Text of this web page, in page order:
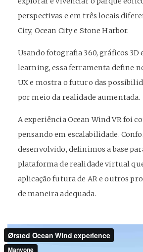
perspectivas e em três locais
City, Ocean City e Stone Harbor.
Usando fotografia 360, gráficos 3D
learning, essa ferramenta define
UX e mostra o futuro das
por meio da realidade aumentada.
A experiência Ocean Wind VR foi
pensando em escalabilidade.
desenvolvido, definimos a base
plataforma de realidade virtual
aplicação futura de AR e outros
de maneira adequada.